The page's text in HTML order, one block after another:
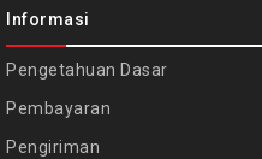
Informasi
Pengetahuan Dasar
Pembayaran
Pengiriman